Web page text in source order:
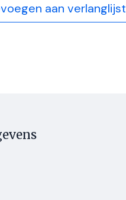
aan verlanglijst